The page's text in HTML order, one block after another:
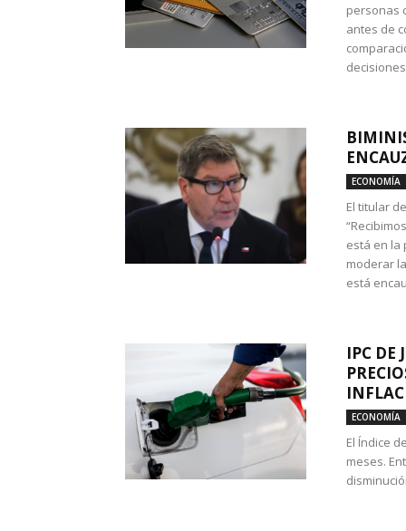
personas
antes de
ECONOMÍA
El titular
está en la
moderar
está
IPC DE
ECONOMÍA
El Índice
meses.